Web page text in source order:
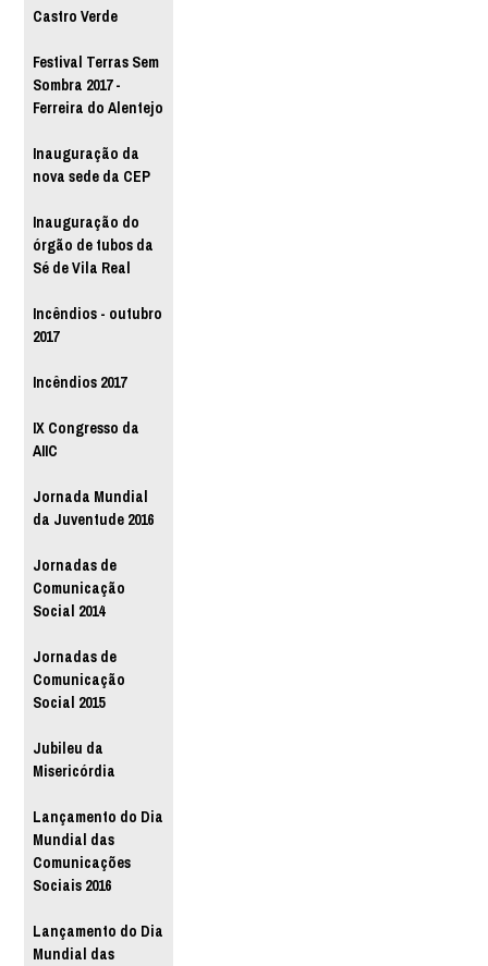
Castro Verde
Festival Terras Sem
Sombra 2017 -
Ferreira do Alentejo
Inauguração da
nova sede da CEP
Inauguração do
órgão de tubos da
Sé de Vila Real
Incêndios - outubro
2017
Incêndios 2017
IX Congresso da
AIIC
Jornada Mundial
da Juventude 2016
Jornadas de
Comunicação
Social 2014
Jornadas de
Comunicação
Social 2015
Jubileu da
Misericórdia
Lançamento do Dia
Mundial das
Comunicações
Sociais 2016
Lançamento do Dia
Mundial das